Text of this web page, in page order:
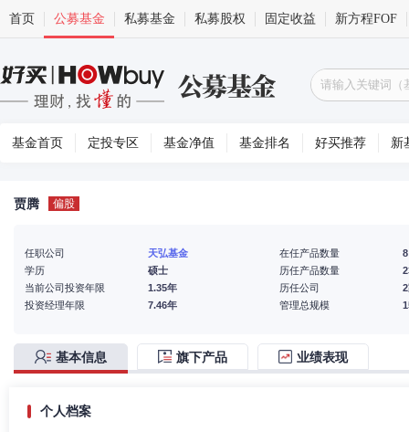
首页 公募基金 私募基金 私募股权 固定收益 新方程FOF
基金首页 定投专区 基金净值 基金排名 好买推荐 新
贾腾 偏股
任职公司
天弘基金
学历
硕士
当前公司投资年限
1.35年
投资经理年限
7.46年
在任产品数量
8
历任产品数量
历任公司
管理总规模
基本信息 旗下产品 业绩表现
个人档案